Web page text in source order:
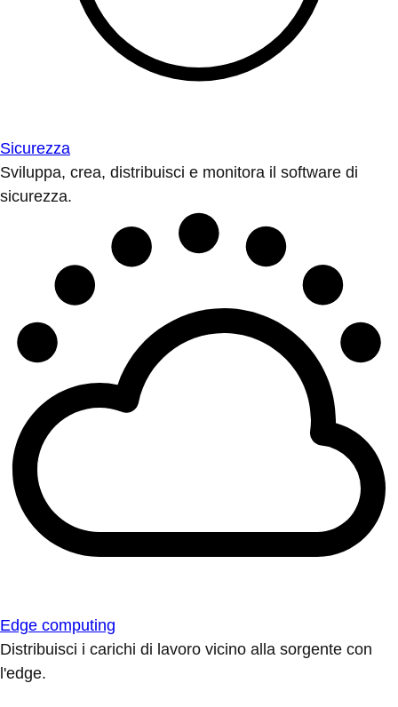
Sicurezza
Sviluppa, crea, distribuisci e monitora il software di
sicurezza.
Edge computing
Distribuisci i carichi di lavoro vicino alla sorgente con
l'edge.